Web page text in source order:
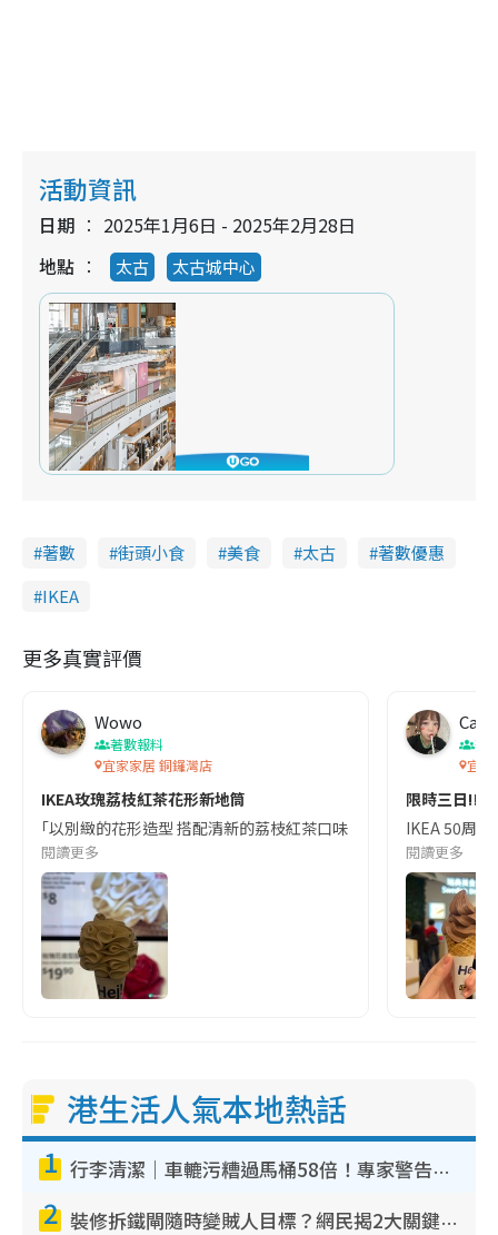
活動資訊
日期
2025年1月6日 - 2025年2月28日
地點
太古 太古城中心
著數 街頭小食 美食 太古
著數優惠
IKEA
更多真實評價
Wowo
著數報料
宜家家居 銅鑼灣店
IKEA玫瑰荔枝紅茶花形新地筒
｢以別緻的花形造型 搭配清新的荔枝紅茶口味 帶來甜而不膩的味
閱讀更多
著
宜家
限時三日
IKEA 50周
閱讀更多
港生活人氣本地熱話
1 行李清潔｜車轆污糟過馬桶58倍！專家警告忌用酒精抹 教1招免污手除菌
2 裝修拆鐵閘隨時變賊人目標？網民揭2大關鍵用途：裝新式等於白裝？附新舊鐵閘分別